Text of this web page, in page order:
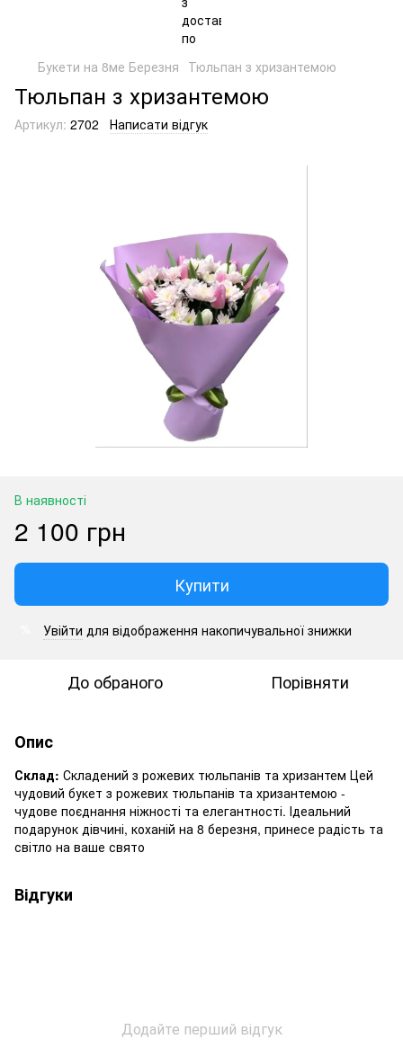
Букети на 8ме Березня Тюльпан з хризантемою
Тюльпан з хризантемою
Артикул: 2702 Написати відгук
В наявності
2 100 грн
Купити
Увійти для відображення накопичувальної знижки
До обраного Порівняти
Опис
Склад: Складений з рожевих тюльпанів та хризантем Цей
чудовий букет з рожевих тюльпанів та хризантемою -
чудове поєднання ніжності та елегантності. Ідеальний
подарунок дівчині, коханій на 8 березня, принесе радість та
світло на ваше свято
Відгуки
Додайте перший відгук